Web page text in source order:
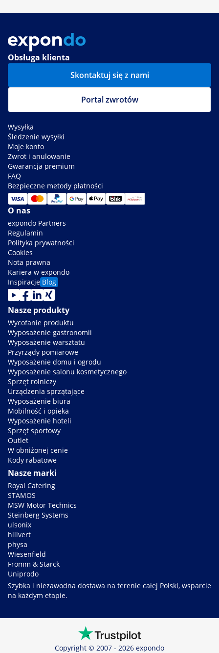
Obsługa klienta
Skontaktuj się z nami
Portal zwrotów
Wysyłka
Śledzenie wysyłki
Moje konto
Zwrot i anulowanie
Gwarancja premium
FAQ
Bezpieczne metody płatności
O nas
expondo Partners
Regulamin
Polityka prywatności
Cookies
Nota prawna
Kariera w expondo
Inspiracje Blog
Nasze produkty
Wycofanie produktu
Wyposażenie gastronomii
Wyposażenie warsztatu
Przyrządy pomiarowe
Wyposażenie domu i ogrodu
Wyposażenie salonu kosmetycznego
Sprzęt rolniczy
Urządzenia sprzątające
Wyposażenie biura
Mobilność i opieka
Wyposażenie hoteli
Sprzęt sportowy
Outlet
W obniżonej cenie
Kody rabatowe
Nasze marki
Royal Catering
STAMOS
MSW Motor Technics
Steinberg Systems
ulsonix
hillvert
physa
Wiesenfield
Fromm & Starck
Uniprodo
Szybka i niezawodna dostawa na terenie całej Polski, wsparcie
na każdym etapie.
Copyright © 2007 - 2026 expondo